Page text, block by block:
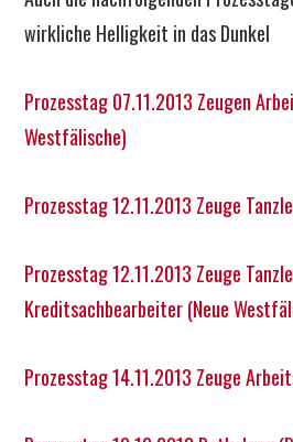
wirkliche Helligkeit in das Dunkel
Prozesstag 07.11.2013 Zeugen
Westfälische)
Prozesstag 12.11.2013 Zeuge
Prozesstag 12.11.2013 Zeuge
Kreditsachbearbeiter (Neue
Prozesstag 14.11.2013 Zeuge